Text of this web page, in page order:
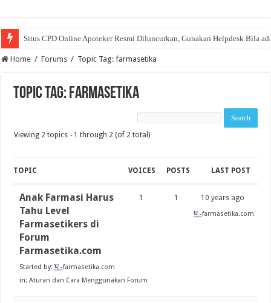
Situs CPD Online Apoteker Resmi Diluncurkan, Gunakan Helpdesk Bila
Home / Forums / Topic Tag: farmasetika
Topic Tag: farmasetika
Viewing 2 topics - 1 through 2 (of 2 total)
TOPIC VOICES POSTS LAST POST
Anak Farmasi Harus
Tahu Level
Farmasetikers di
Forum
Farmasetika.com
Started by:
farmasetika.com
in:Aturan dan Cara Menggunakan Forum
1 1 10 years ago
farmasetika.com